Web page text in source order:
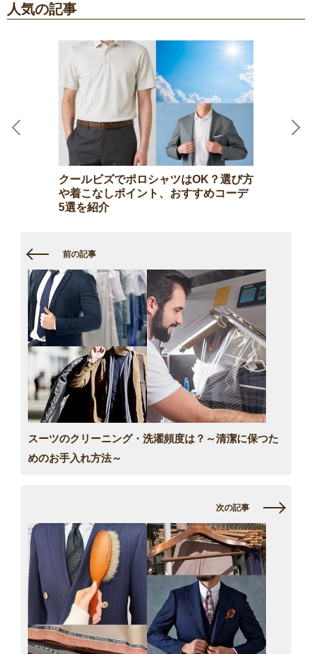
人気の記事
Previous
クールビズでポロシャツはOK？選び方
や着こなしポイント、おすすめコーデ
5選を紹介
Next
前の記事
スーツのクリーニング・洗濯頻度は？～清潔に保つた
めのお手入れ方法～
次の記事